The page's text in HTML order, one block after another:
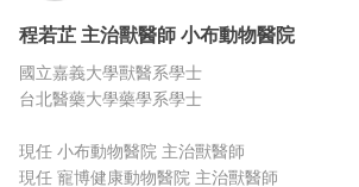
程若芷 主治獸醫師 小布動物醫院
國立嘉義大學獸醫系學士
台北醫藥大學藥學系學士
現任 小布動物醫院 主治獸醫師
現任 寵博健康動物醫院 主治獸醫師